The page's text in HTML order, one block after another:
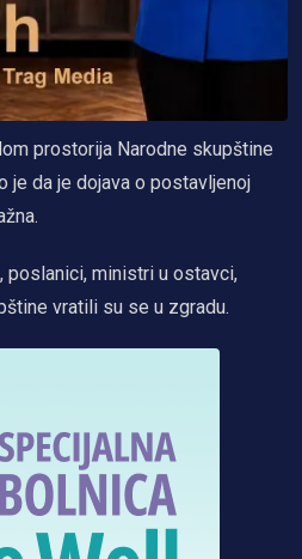
prostorija Narodne skupštine
je da je dojava o postavljenoj
poslanici, ministri u ostavci,
vratili su se u zgradu.